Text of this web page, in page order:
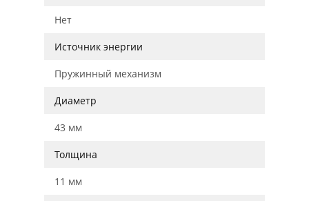
Нет
Источник энергии
Пружинный механизм
Диаметр
43 мм
Толщина
11 мм